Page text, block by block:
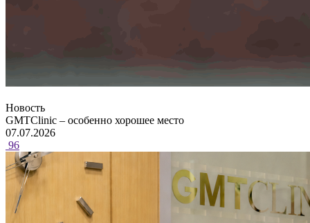
Новость
GMTClinic – особенно хорошее место
07.07.2026
96